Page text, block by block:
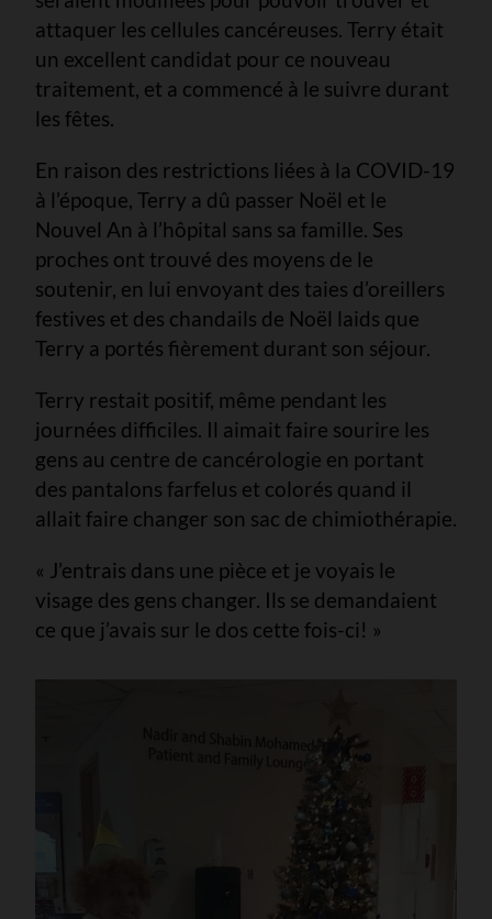
attaquer les cellules cancéreuses. Terry était
un excellent candidat pour ce nouveau
traitement, et a commencé à le suivre durant
les fêtes.
En raison des restrictions liées à la COVID-19
à l’époque, Terry a dû passer Noël et le
Nouvel An à l’hôpital sans sa famille. Ses
proches ont trouvé des moyens de le
soutenir, en lui envoyant des taies d’oreillers
festives et des chandails de Noël laids que
Terry a portés fièrement durant son séjour.
Terry restait positif, même pendant les
journées difficiles. Il aimait faire sourire les
gens au centre de cancérologie en portant
des pantalons farfelus et colorés quand il
allait faire changer son sac de chimiothérapie.
« J’entrais dans une pièce et je voyais le
visage des gens changer. Ils se demandaient
ce que j’avais sur le dos cette fois-ci! »